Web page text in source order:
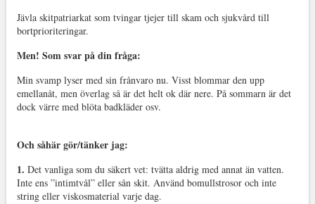
Jävla skitpatriarkat som tvingar tjejer till skam och sjukvård till
bortprioriteringar.
Men! Som svar på din fråga:
Min svamp lyser med sin frånvaro nu. Visst blommar den upp
emellanåt, men överlag så är det helt ok där nere. På sommarn är det
dock värre med blöta badkläder osv.
Och såhär gör/tänker jag:
1. Det vanliga som du säkert vet: tvätta aldrig med annat än vatten.
Inte ens ”intimtvål” eller sån skit. Använd bomullstrosor och inte
string eller viskosmaterial varje dag.